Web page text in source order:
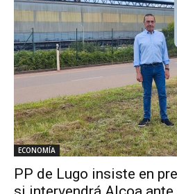
ECONOMÍA
PP de Lugo insiste en